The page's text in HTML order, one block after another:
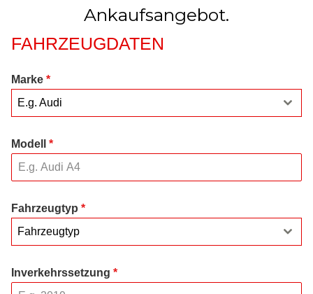
Ankaufsangebot.
FAHRZEUGDATEN
Marke *
E.g. Audi
Modell *
Fahrzeugtyp *
Fahrzeugtyp
Inverkehrssetzung *